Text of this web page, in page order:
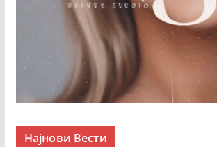
Најнови Вести